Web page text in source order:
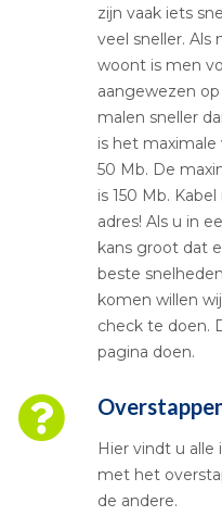
zijn vaak iets
veel sneller. Als
woont is men
aangewezen
malen sneller
is het maximale
50 Mb. De
is 150 Mb.
adres! Als u in
kans groot dat
beste
komen willen
check te doen.
pagina doen.
Hier vindt u
met het
de andere.